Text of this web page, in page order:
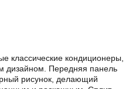
классические кондиционеры,
дизайном. Передняя панель
рисунок, делающий